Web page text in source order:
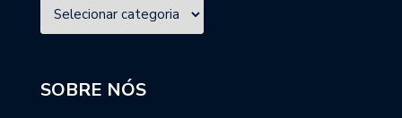
SOBRE NÓS